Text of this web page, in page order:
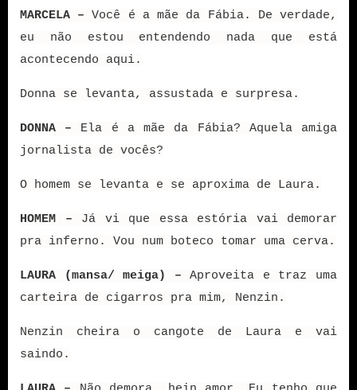
MARCELA –Você é a mãe da Fábia. De verdade,
eu não estou entendendo nada que está
acontecendo aqui.
Donna se levanta, assustada e surpresa.
DONNA – Ela é a mãe da Fábia? Aquela amiga
jornalista de vocês?
O homem se levanta e se aproxima de Laura.
HOMEM – Já vi que essa estória vai demorar
pra inferno. Vou num boteco tomar uma cerva.
LAURA (mansa/ meiga) –Aproveita e traz uma
carteira de cigarros pra mim, Nenzin.
Nenzin cheira o cangote de Laura e vai
saindo.